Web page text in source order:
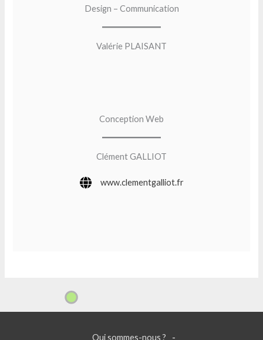
Design – Communication
Valérie PLAISANT
Conception Web
Clément GALLIOT
www.clementgalliot.fr
Qui sommes-nous ?